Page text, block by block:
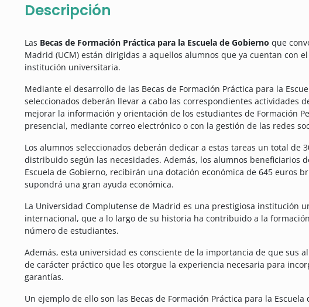
Descripción
Las Becas de Formación Práctica para la Escuela de Gobierno que
Madrid (UCM) están dirigidas a aquellos alumnos que ya cuentan con
institución universitaria.
Mediante el desarrollo de las Becas de Formación Práctica para la
seleccionados deberán llevar a cabo las correspondientes actividades
mejorar la información y orientación de los estudiantes de Formación
presencial, mediante correo electrónico o con la gestión de las redes
Los alumnos seleccionados deberán dedicar a estas tareas un total de
distribuido según las necesidades. Además, los alumnos beneficiarios
Escuela de Gobierno, recibirán una dotación económica de 645 euros
supondrá una gran ayuda económica.
La Universidad Complutense de Madrid es una prestigiosa institución
internacional, que a lo largo de su historia ha contribuido a la
número de estudiantes.
Además, esta universidad es consciente de la importancia de que sus
de carácter práctico que les otorgue la experiencia necesaria para
garantías.
Un ejemplo de ello son las Becas de Formación Práctica para la